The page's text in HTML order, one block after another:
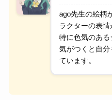
ago先生の絵柄
ラクターの表情
特に色気のある
気がつくと自
ています。